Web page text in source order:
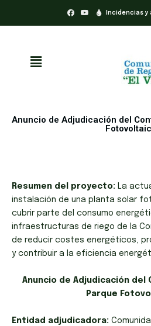
Incidencias
Anuncio de Adjudicación del
Resumen del proyecto: La
instalación de una planta solar
cubrir parte del consumo
infraestructuras de riego de la
de reducir costes energéticos,
y contribuir a la eficiencia
Anuncio de Adjudicación
Parque
Entidad adjudicadora: